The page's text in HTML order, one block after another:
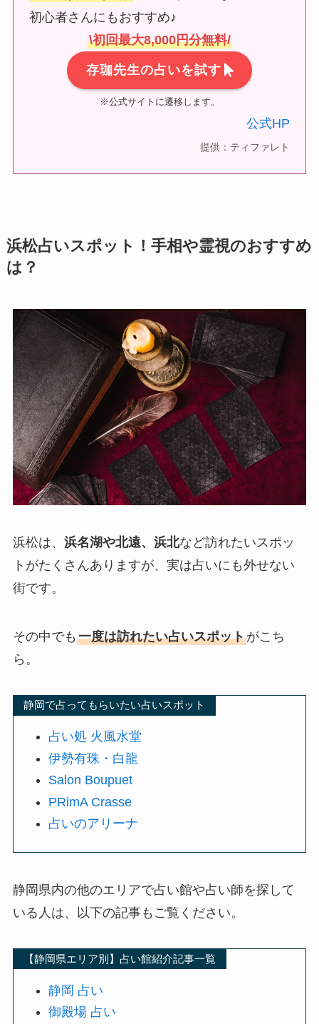
初心者さんにもおすすめ♪
\初回最大8,000円分無料/
存珈先生の占いを試す
※公式サイトに遷移します。
公式HP
提供：ティファレト
浜松占いスポット！手相や霊視のおすすめ
は？
浜松は、 浜名湖や北遠、浜北など訪れたいスポッ
トがたくさんありますが、実は占いにも外せない
街です。
その中でも 一度は訪れたい占いスポットがこち
ら。
静岡で占ってもらいたい占いスポット
占い処 火風水堂
伊勢有珠・白龍
Salon Boupuet
PRimA Crasse
占いのアリーナ
静岡県内の他のエリアで占い館や占い師を探して
いる人は、以下の記事もご覧ください。
【静岡県エリア別】占い館紹介記事一覧
静岡 占い
御殿場 占い